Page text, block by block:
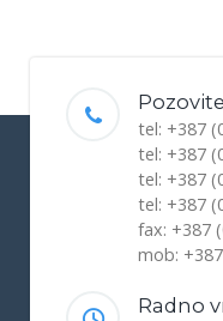
tel: +387
tel: +387
tel: +387
tel: +387
fax: +387
mob:
Radno